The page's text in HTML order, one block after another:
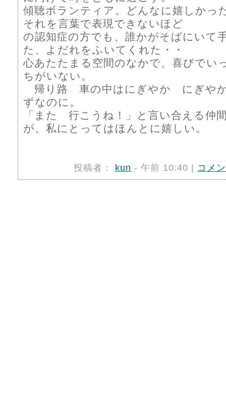
傾聴ボランティア。どんなに嬉しかっ
それを言葉で表現できないほど
の認知症の方でも、誰かがそばにいて
た、よだれをふいてくれた・・
心あたたまる空間のなかで、喜びでい
ちがいない。
帰り路 車の中はにぎやか にぎやか
ずなのに。
「また 行こうね！」と言い合える仲
が、私にとってはほんとに嬉しい。
投稿者： kun - 午前 10:40 | コメ